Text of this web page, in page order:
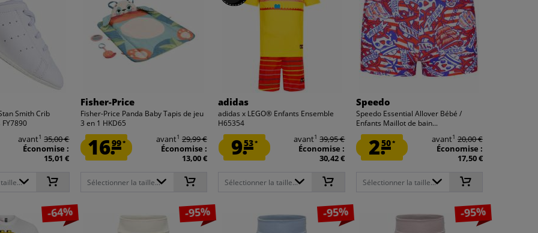
Smith Crib
avant1 35,00 €
Économise :
15,01 €
Fisher-Price
Fisher-Price Panda Baby Tapis de jeu
3 en 1 HKD65
16.99* avant1 29,99 €
Économise :
13,00 €
Sélectionner la taille...
adidas
adidas x LEGO® Enfants Ensemble
H65354
9.53* avant1 39,95 €
Économise :
30,42 €
Sélectionner la taille...
Speedo
Speedo Essential Allover Bébé /
Enfants Maillot de bain...
2.50* avant1 20,00 €
Économise :
17,50 €
Sélectionner la taille...
-64% -95% -95% -95%